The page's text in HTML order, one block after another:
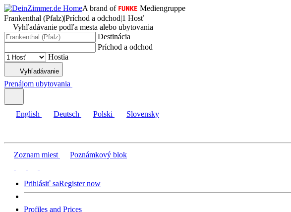
A brand of
Mediengruppe
Frankenthal (Pfalz)|Príchod a odchod|1 Hosť
Vyhľadávanie podľa mesta alebo ubytovania
Destinácia
Príchod a odchod
Hostia
Vyhľadávanie
Prenájom ubytovania
English Deutsch Polski Slovensky
Zoznam miest Poznámkový blok
Prihlásiť saRegister now
Profiles and Prices